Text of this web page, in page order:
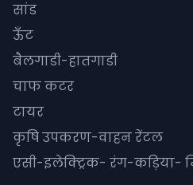
सांड
ऊँट
बैलगाडी-हातगाडी
चाफ कटर
टायर
कृषि उपकरण-वाहन रेंटल
एसी-इलेक्ट्रिक- रंग-कड़िया-